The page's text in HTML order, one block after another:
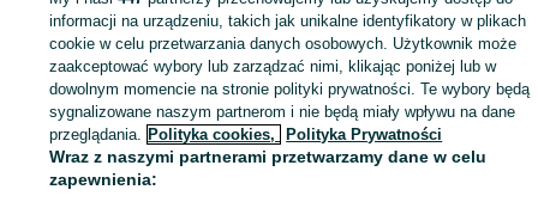
Zaloguj się lub załóż konto na OLX, aby skontaktować się z
sprzedającym
Zaloguj się / Załóż konto
Zadzwoń / SMS
informacji na urządzeniu, takich jak unikalne identyfikatory w plikach
cookie w celu przetwarzania danych osobowych. Użytkownik może
zaakceptować wybory lub zarządzać nimi, klikając poniżej lub w
dowolnym momencie na stronie polityki prywatności. Te wybory będą
sygnalizowane naszym partnerom i nie będą miały wpływu na dane
przeglądania. Polityka cookies, Polityka Prywatności
Wraz z naszymi partnerami przetwarzamy dane w celu
zapewnienia: